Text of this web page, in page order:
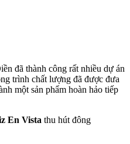
đã thành công rất nhiều dự án
trình chất lượng đã được đưa
một sản phẩm hoàn hảo tiếp
En Vista thu hút đông